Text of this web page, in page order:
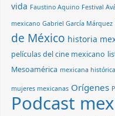
vida Faustino Aquino Festival
mexicano Gabriel García Márquez
de México historia
películas del cine mexicano
Mesoamérica mexicana histórica
mujeres mexicanas Orígenes
Podcast